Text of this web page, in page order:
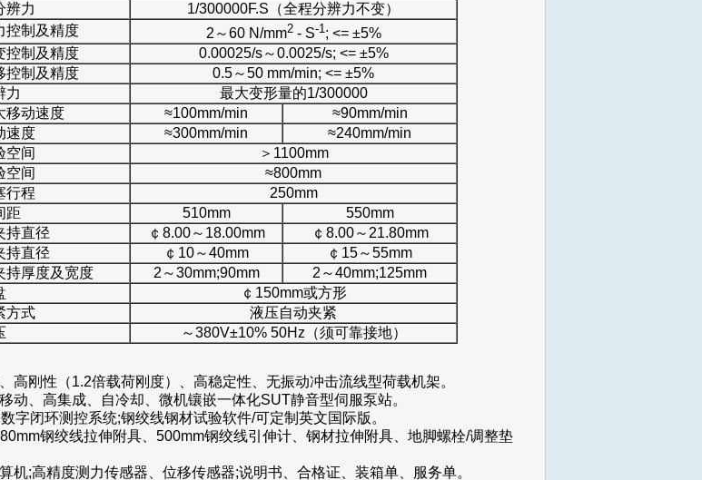
辨力
1/300000F.S（全程分辨力不变）
控制及精度 2～60 N/mm2- S-1; <= ±5%
控制及精度
0.00025/s～0.0025/s; <= ±5%
控制及精度
0.5～50 mm/min; <= ±5%
力
最大变形量的1/300000
移动速度 ≈100mm/min
≈90mm/min
速度 ≈300mm/min
≈240mm/min
空间
＞1100mm
空间
≈800mm
行程
250mm
距 510mm
550mm
持直径 ￠8.00～18.00mm
￠8.00～21.80mm
持直径 ￠10～40mm
￠15～55mm
持厚度及宽度 2～30mm;90mm
2～40mm;125mm
￠150mm或方形
方式
液压自动夹紧
～380V±10% 50Hz（须可靠接地）
高刚性（1.2倍载荷刚度）、高稳定性、无振动冲击流线型荷载机架。
动、高集成、自冷却、微机镶嵌一体化SUT静音型伺服泵站。
字闭环测控系统;钢绞线钢材试验软件/可定制英文国际版。
钢绞线拉伸附具、500mm钢绞线引伸计、钢材拉伸附具、地脚螺栓/调整垫
机;高精度测力传感器、位移传感器;说明书、合格证、装箱单、服务单。